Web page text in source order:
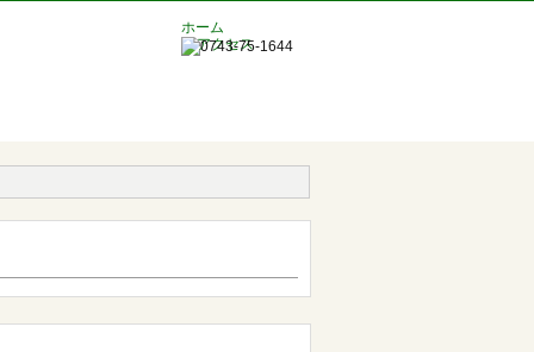
ホーム
アクセス